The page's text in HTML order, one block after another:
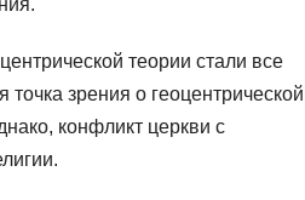
теории стали все
зрения о геоцентрической
конфликт церкви с